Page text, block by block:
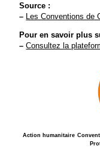
Source :
– Les Conventions de
Pour en savoir plus
– Consultez la
77/1000
Action humanitaire
144/1000
248/1000
137/1000
408/1000
32/1000